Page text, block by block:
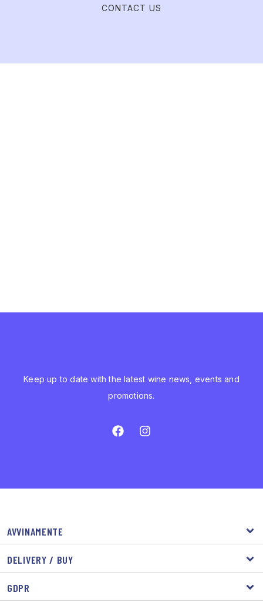
CONTACT US
Keep up to date with the latest wine news, events and
promotions.
AVVINAMENTE
DELIVERY / BUY
GDPR